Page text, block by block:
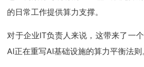
的日常工作提供算力支撑。
对于企业IT负责人来说，这带来了一
AI正在重写AI基础设施的算力平衡法则